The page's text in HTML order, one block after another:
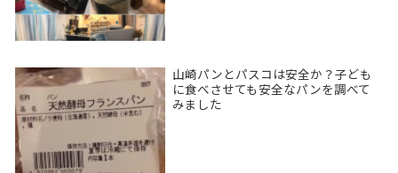
山崎パンとパスコは安全か？子ども
に食べさせても安全なパンを調べて
みました